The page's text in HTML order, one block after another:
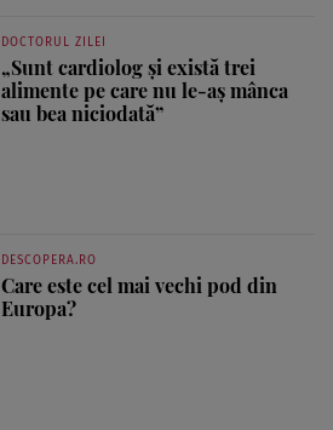
DOCTORUL ZILEI
„Sunt cardiolog și există trei
alimente pe care nu le-aș mânca
sau bea niciodată”
DESCOPERA.RO
Care este cel mai vechi pod din
Europa?